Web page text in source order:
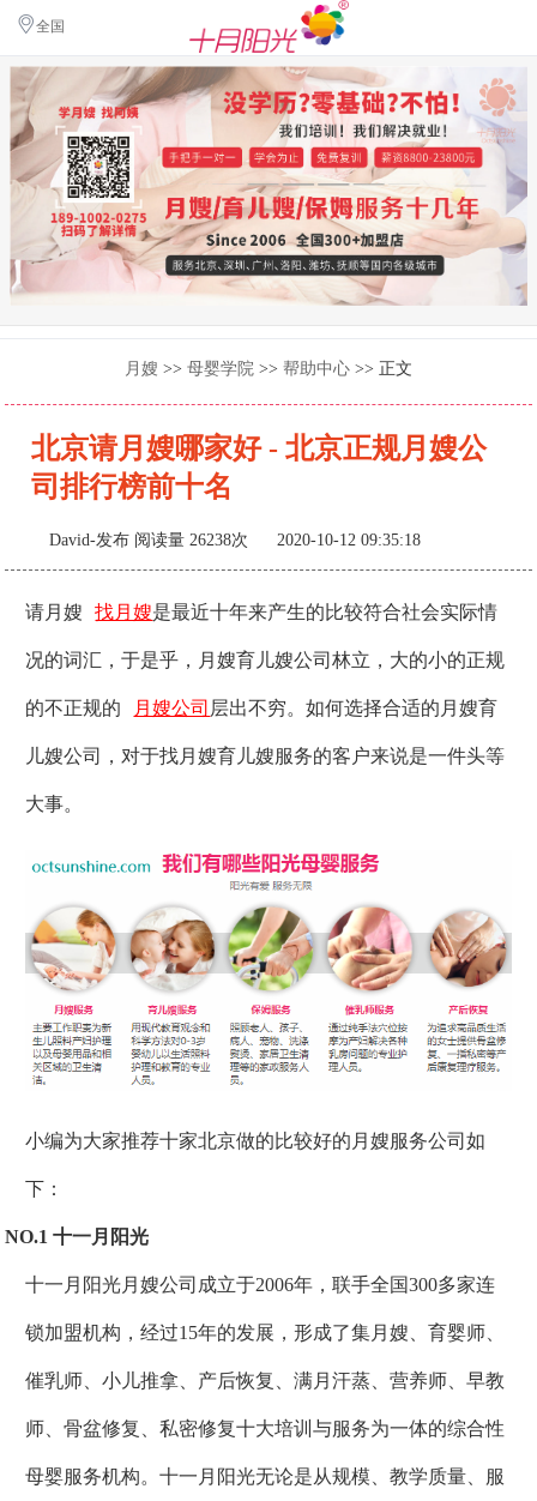
全国
月嫂 >> 母婴学院 >> 帮助中心 >> 正文
北京请月嫂哪家好 - 北京正规月嫂公
司排行榜前十名
David-发布 阅读量 26238次 2020-10-12 09:35:18
请月嫂 找月嫂是最近十年来产生的比较符合社会实际情
况的词汇，于是乎，月嫂育儿嫂公司林立，大的小的正规
的不正规的 月嫂公司 层出不穷。如何选择合适的月嫂育
儿嫂公司，对于找月嫂育儿嫂服务的客户来说是一件头等
大事。
小编为大家推荐十家北京做的比较好的月嫂服务公司如
下：
NO.1 十一月阳光
十一月阳光月嫂公司成立于2006年，联手全国300多家连
锁加盟机构，经过15年的发展，形成了集月嫂、育婴师、
催乳师、小儿推拿、产后恢复、满月汗蒸、营养师、早教
师、骨盆修复、私密修复十大培训与服务为一体的综合性
母婴服务机构。十一月阳光无论是从规模、教学质量、服